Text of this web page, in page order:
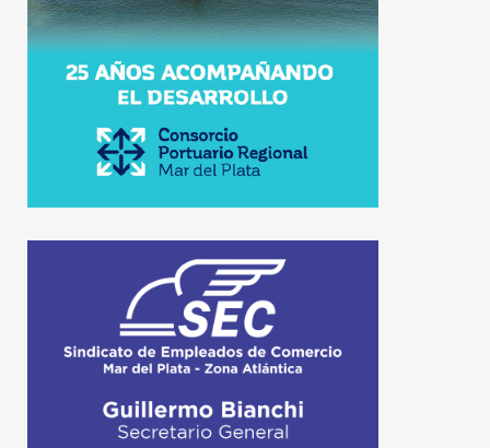
Puerto Quequén
30 de julio de 2026
4 de agosto de 2026